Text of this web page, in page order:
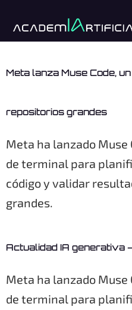
Meta lanza Muse Code,
repositorios grandes
Meta ha lanzado Muse
de terminal para
código y validar
grandes.
Actualidad IA generativa
Meta ha lanzado Muse
de terminal para